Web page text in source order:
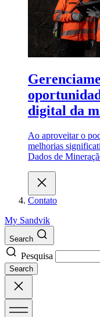
digital da
Ao aproveitar o
melhorias
Dados de
Contato
My Sandvik
Search
Pesquisa
Search